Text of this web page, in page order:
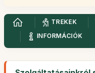
TREKEK
INFORMÁCIÓK